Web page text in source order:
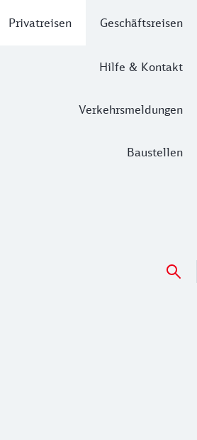
Privatreisen Geschäftsreisen
Hilfe & Kontakt
Verkehrsmeldungen
Baustellen